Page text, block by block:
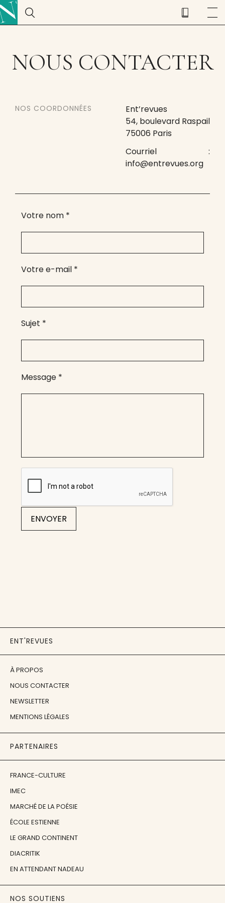
NOUS CONTACTER
NOS COORDONNÉES
Ent’revues
54, boulevard Raspail
75006 Paris
Courriel :
info@entrevues.org
Votre nom *
Votre e-mail *
Sujet *
Message *
ENVOYER
ENT'REVUES
À PROPOS
NOUS CONTACTER
NEWSLETTER
MENTIONS LÉGALES
PARTENAIRES
FRANCE-CULTURE
IMEC
MARCHÉ DE LA POÉSIE
ÉCOLE ESTIENNE
LE GRAND CONTINENT
DIACRITIK
EN ATTENDANT NADEAU
NOS SOUTIENS